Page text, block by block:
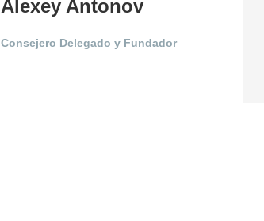
Alexey Antonov
Consejero Delegado y Fundador